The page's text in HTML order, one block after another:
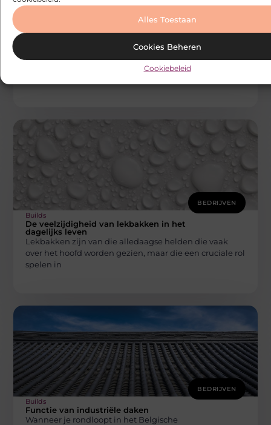
Alles Toestaan
Cookies Beheren
Cookiebeleid
Wanneer je denkt aan airconditioning installeren, denk
je aan expertise, betrouwbaarheid en innovatie. In deze
context onderscheidt To-dO BVBA zich
BEDRIJVEN
Builds
De veelzijdigheid van lekbakken in het
dagelijks leven
Lekbakken zijn van die alledaagse helden die vaak
over het hoofd worden gezien, maar die een cruciale rol
spelen in
BEDRIJVEN
Builds
Functie van industriële daken
Wanneer je rondloopt in het Belgische